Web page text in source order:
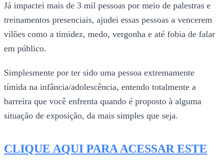
Já impactei mais de 3 mil pessoas por meio de palestras e
treinamentos presenciais, ajudei essas pessoas a vencerem
vilões como a timidez, medo, vergonha e até fobia de falar
em público.
Simplesmente por ter sido uma pessoa extremamente
tímida na infância/adolescência, entendo totalmente a
barreira que você enfrenta quando é proposto à alguma
situação de exposição, da mais simples que seja.
CLIQUE AQUI PARA ACESSAR ESTE